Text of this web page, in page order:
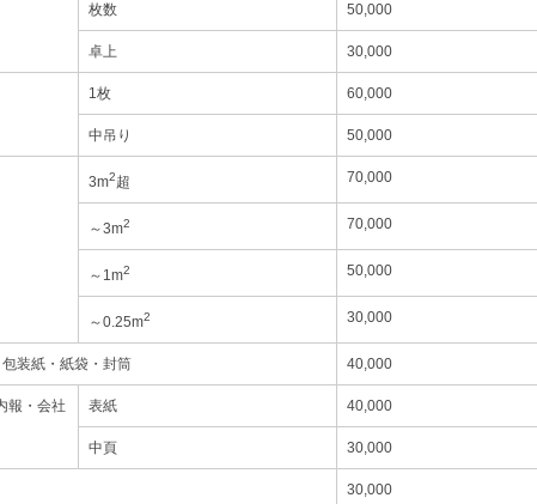
枚数 50,000
卓上 30,000
1枚 60,000
中吊り 50,000
3m2超 70,000
～3m2 70,000
～1m2 50,000
～0.25m2 30,000
装紙・紙袋・封筒 40,000
報・会社
表紙 40,000
中頁 30,000
30,000